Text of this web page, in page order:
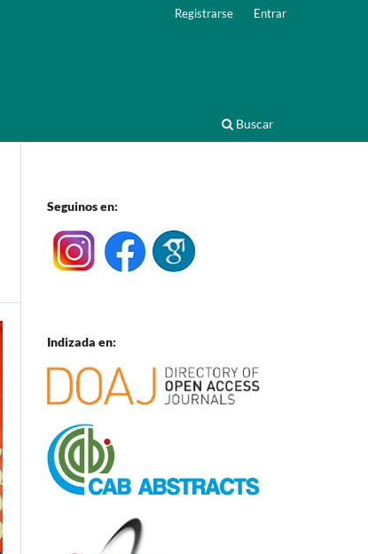
Buscar
Registrarse Entrar
Seguinos en:
Indizada en: